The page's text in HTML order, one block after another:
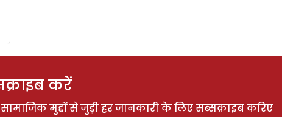
करें
मुद्दों से जुड़ी हर जानकारी के लिए सब्सक्राइब करिए